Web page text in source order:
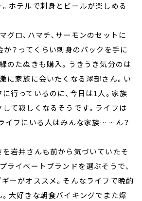
ホテルで刺身とビールが楽しめる
グロ、ハマチ、サーモンのセットに
か？ってくらい刺身のパックを手に
のたぬきも購入。うきうき気分のは
に家族に会いたくなる澤部さん。い
行っているのに、今日は1人。家族
て寂しくなるそうです。ライフは
イフにいる人はみんな家族……ん？
岩井さんも前から気づいていたそ
ライベートブランドを選ぶそうで、
ーがオススメ。そんなライフで晩酌
大好きな朝食バイキングでまた爆